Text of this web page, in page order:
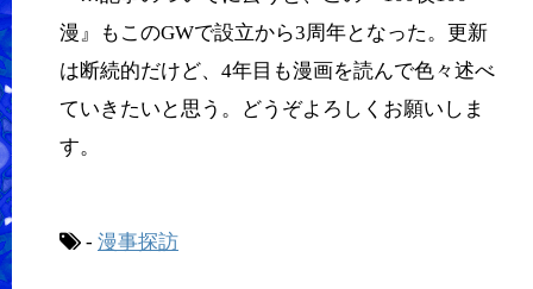
漫』もこのGWで設立から3周年となった。更新
は断続的だけど、4年目も漫画を読んで色々述べ
ていきたいと思う。どうぞよろしくお願いしま
す。
- 漫事探訪